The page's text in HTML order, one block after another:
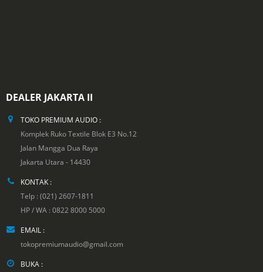
DEALER JAKARTA II
TOKO PREMIUM AUDIO :
Komplek Ruko Textile Blok E3 No.12
Jalan Mangga Dua Raya
Jakarta Utara - 14430
KONTAK :
Telp : (021) 2607-1811
HP / WA : 0822 8000 5000
EMAIL :
tokopremiumaudio@gmail.com
BUKA :